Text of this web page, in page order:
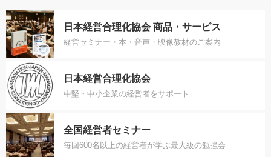
日本経営合理化協会 商品・サービス
経営セミナー・本・音声・映像教材のご案内
日本経営合理化協会
中堅・中小企業の経営者をサポート
全国経営者セミナー
毎回600名以上の経営者が学ぶ最大級の勉強会